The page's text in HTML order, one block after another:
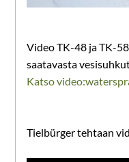
Video TK-48 ja TK-
saatavasta
Katso
Tielbürger tehtaan